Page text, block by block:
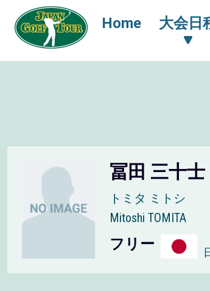
Home 大会日
冨田 三十士
トミタ ミトシ
Mitoshi TOMITA
フリー